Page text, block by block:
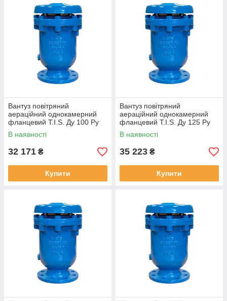
Вантуз повітряний
аераційний однокамерний
фланцевий T.I.S. Ду 100 Ру
16
В наявності
32 171 ₴
Купити
Вантуз повітряний
аераційний однокамерний
фланцевий T.I.S. Ду 125 Ру
16
В наявності
35 223 ₴
Купити